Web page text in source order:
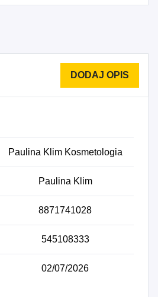
Paulina Klim Kosmetologia
Paulina Klim
8871741028
545108333
02/07/2026